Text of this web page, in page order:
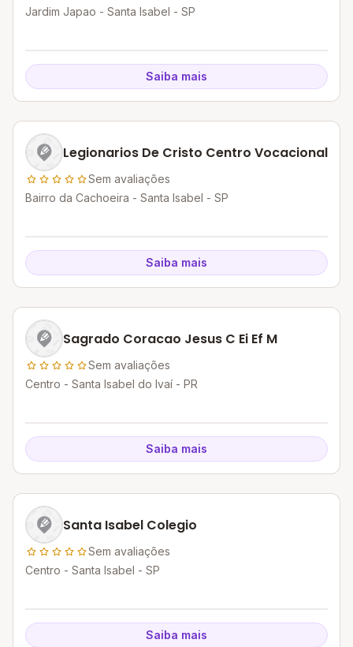
Jardim Japao - Santa Isabel - SP
Saiba mais
Legionarios De Cristo Centro Vocacional
Sem avaliações
Bairro da Cachoeira - Santa Isabel - SP
Saiba mais
Sagrado Coracao Jesus C Ei Ef M
Sem avaliações
Centro - Santa Isabel do Ivaí - PR
Saiba mais
Santa Isabel Colegio
Sem avaliações
Centro - Santa Isabel - SP
Saiba mais